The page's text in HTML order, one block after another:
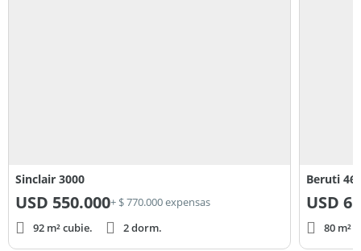
Sinclair 3000
USD 550.000+ $ 770.000 expensas
92 m² cubie.
2 dorm.
Beruti
USD
80 m²